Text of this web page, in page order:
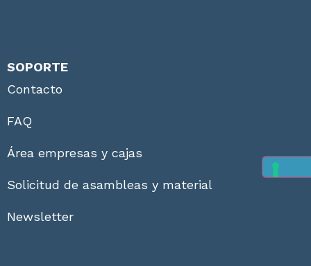
SOPORTE
Contacto
FAQ
Área empresas y cajas
Solicitud de asambleas y material
Newsletter